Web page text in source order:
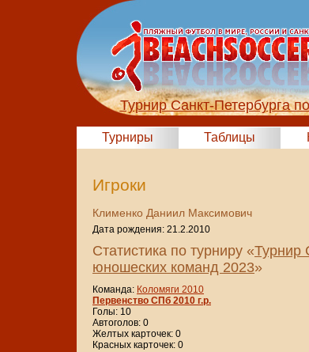
Турнир Санкт-Петербурга
Турниры Таблицы
Игроки
Клименко Даниил Максимович
Дата рождения: 21.2.2010
Статистика по турниру «Турнир
юношеских команд 2023»
Команда: Коломяги 2010
Первенство СПб 2010 г.р.
Голы: 10
Автоголов: 0
Желтых карточек: 0
Красных карточек: 0